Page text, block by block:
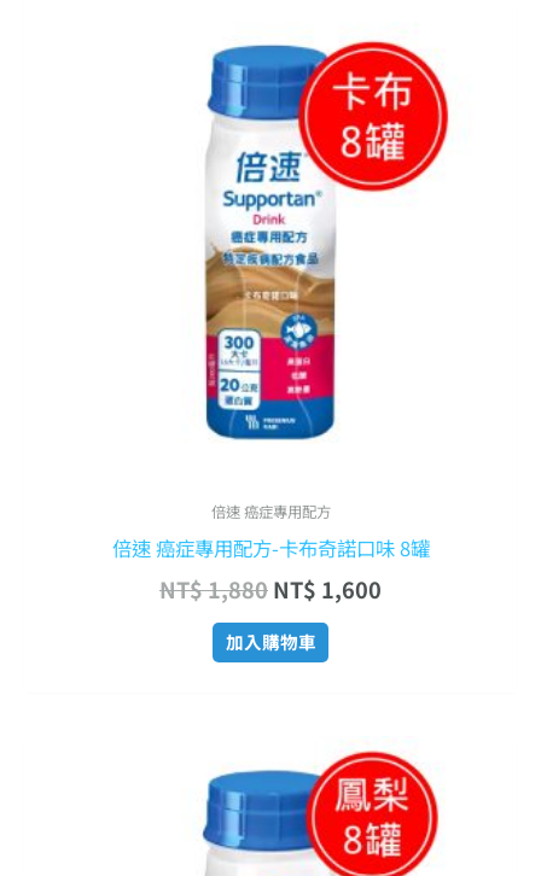
倍速 癌症專用配方
倍速 癌症專用配方-卡布奇諾口味 8罐
NT$1,880
價
格：
NT$ 1,880。
NT$ 1,600
前
價
格：
NT$ 1,600。
加入購物車
始
價
格：
NT$ 1,880。
目
前
價
格：
NT$ 1,600。